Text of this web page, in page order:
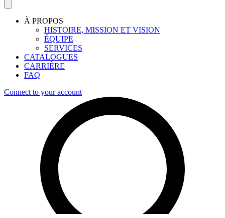
À PROPOS
HISTOIRE, MISSION ET VISION
ÉQUIPE
SERVICES
CATALOGUES
CARRIÈRE
FAQ
Connect to your account